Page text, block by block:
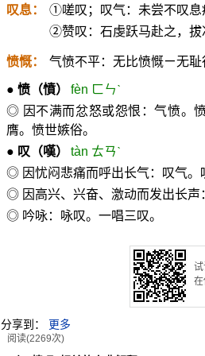
叹息：
①嗟叹；叹气：未尝不叹息
②赞叹：石虔跃马赴之，拔
愤慨： 气愤不平：无比愤慨ㄧ无
● 愤（憤）
fèn ㄈㄣˋ
◎ 因不满而忿怒或怨恨：气愤。
膺。愤世嫉俗。
● 叹 （嘆）
tàn ㄊㄢˋ
◎ 因忧闷悲痛而呼出长气：叹气。
◎ 因高兴、兴奋、激动而发出长声
◎ 吟咏：咏叹。一唱三叹。
分享到： 更多
阅读(2269次)